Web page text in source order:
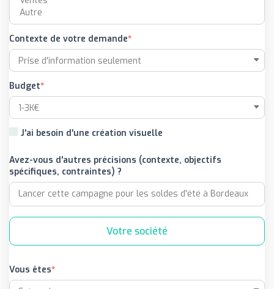
Contexte de votre demande
Budget
J'ai besoin d'une création visuelle
Avez-vous d'autres précisions (contexte, objectifs
spécifiques, contraintes) ?
Votre société
Vous êtes